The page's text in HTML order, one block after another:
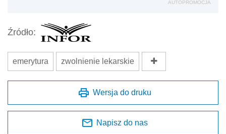
AUTOPROMOCJA
Źródło:
emerytura zwolnienie lekarskie
Wersja do druku
Napisz do nas